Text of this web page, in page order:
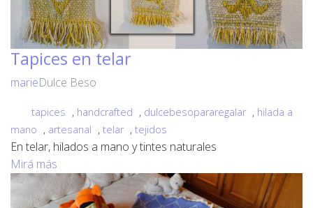
Tapices en telar
marieDulce Beso
tapices , handcrafted , dulcebesopararegalar , hilada a
mano , artesanal , telar , tejidos
En telar, hilados a mano y tintes naturales
Mirá más